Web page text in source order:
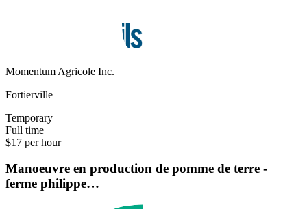
Momentum Agricole Inc.
Fortierville
Temporary
Full time
$17 per hour
Manoeuvre en production de pomme de terre -
ferme philippe…